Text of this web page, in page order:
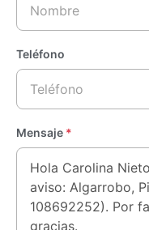
Teléfono
Mensaje *